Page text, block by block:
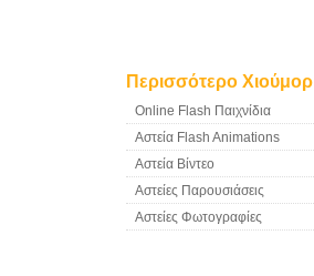
Περισσότερο Χιούμορ
Online Flash Παιχνίδια
Αστεία Flash Animations
Αστεία Βίντεο
Αστείες Παρουσιάσεις
Αστείες Φωτογραφίες